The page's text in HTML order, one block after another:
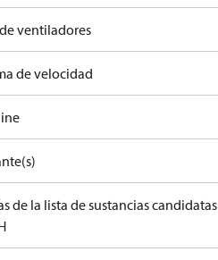
ventiladores
de velocidad
de la lista de sustancias candidatas